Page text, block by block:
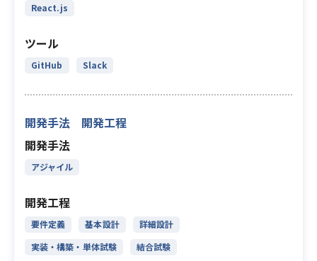
React.js
ツール
GitHub Slack
開発手法 開発工程
開発手法
アジャイル
開発工程
要件定義 基本設計
詳細設計
実装・構築・単体試験
結合試験